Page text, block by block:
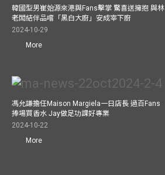
韓國型男崔始源來港與Fans擊掌 驚喜送擁抱 與林
老闆結伴品嚐「黑白大廚」安成宰下廚
2024-10-29
More
馮允謙擔任Maison Margiela一日店長 過百Fans
捧場買香水 Jay做足功課好專業
2024-10-22
More